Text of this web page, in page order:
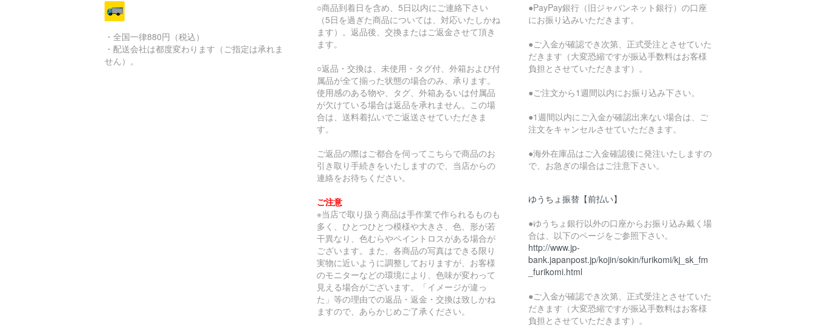
・全国一律880円（税込）
・配送会社は都度変わります（ご指定は承れま
せん）。
○商品到着日を含め、5日以内にご連絡下さい
（5日を過ぎた商品については、対応いたしかね
ます）。返品後、交換またはご返金させて頂き
ます。
○返品・交換は、未使用・タグ付、外箱および付
属品が全て揃った状態の場合のみ、承ります。
使用感のある物や、タグ、外箱あるいは付属品
が欠けている場合は返品を承れません。この場
合は、送料着払いでご返送させていただきま
す。
ご返品の際はご都合を伺ってこちらで商品のお
引き取り手続きをいたしますので、当店からの
連絡をお待ちください。
ご注意
※当店で取り扱う商品は手作業で作られるものも
多く、ひとつひとつ模様や大きさ、色、形が若
干異なり、色むらやペイントロスがある場合が
ございます。また、各商品の写真はできる限り
実物に近いように調整しておりますが、お客様
のモニターなどの環境により、色味が変わって
見える場合がございます。「イメージが違っ
た」等の理由での返品・返金・交換は致しかね
ますので、あらかじめご了承ください。
●PayPay銀行（旧ジャパンネット銀行）の口座
にお振り込みいただきます。
●ご入金が確認でき次第、正式受注とさせていた
だきます（大変恐縮ですが振込手数料はお客様
負担とさせていただきます）。
●ご注文から1週間以内にお振り込み下さい。
●1週間以内にご入金が確認出来ない場合は、ご
注文をキャンセルさせていただきます。
●海外在庫品はご入金確認後に発注いたしますの
で、お急ぎの場合はご注意下さい。
ゆうちょ振替【前払い】
●ゆうちょ銀行以外の口座からお振り込み戴く場
合は、以下のページをご参照下さい。
http://www.jp-
bank.japanpost.jp/kojin/sokin/furikomi/kj_sk_fm
_furikomi.html
●ご入金が確認でき次第、正式受注とさせていた
だきます（大変恐縮ですが振込手数料はお客様
負担とさせていただきます）。